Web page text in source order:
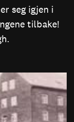
seg igjen i
tilbake!